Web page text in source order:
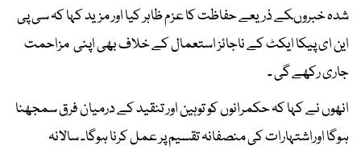
شدہ خبروںکے ذریعے حفاظت کا عزم ظاہر کیا اور مزید کہا کہ سی پی
این ای پیکا ایکٹ کے ناجائز استعمال کے خلاف بھی اپنی مزاحمت
جاری رکھے گی ۔
انھوں نے کہا کہ حکمرانوں کو توہین اور تنقید کے درمیان فرق سمجھنا
ہوگا اوراشتہارات کی منصفانہ تقسیم پر عمل کرنا ہوگا۔ سالانہ